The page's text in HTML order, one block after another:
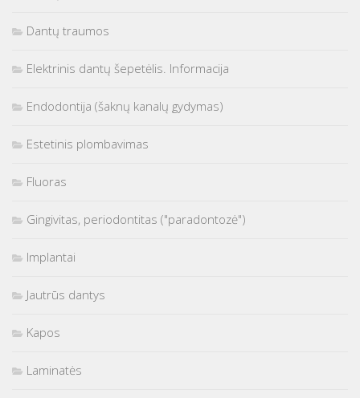
Dantų traumos
Elektrinis dantų šepetėlis. Informacija
Endodontija (šaknų kanalų gydymas)
Estetinis plombavimas
Fluoras
Gingivitas, periodontitas ("paradontozė")
Implantai
Jautrūs dantys
Kapos
Laminatės